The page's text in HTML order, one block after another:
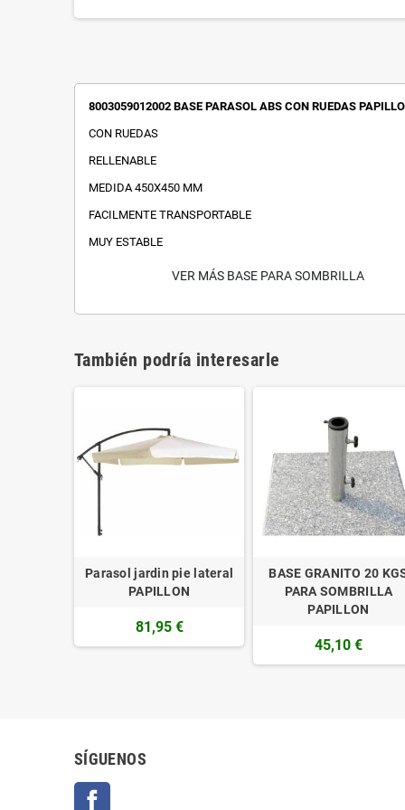
8003059012002 BASE PARASOL ABS CON RUEDAS
CON RUEDAS
RELLENABLE
MEDIDA 450X450 MM
FACILMENTE TRANSPORTABLE
MUY ESTABLE
VER MÁS BASE PARA SOMBRILLA
También podría interesarle
Parasol jardin pie lateral
PAPILLON
81,95 €
BASE GRANITO 20
PARA SOMBRILLA
PAPILLON
45,10 €
SÍGUENOS